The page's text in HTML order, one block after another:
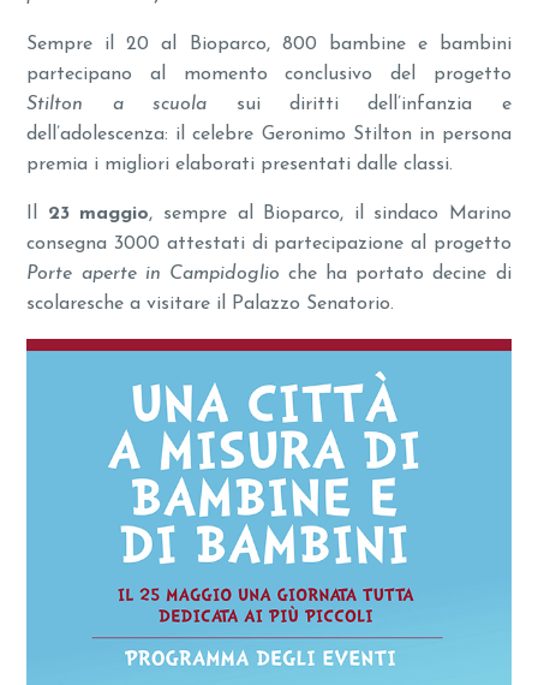
Sempre il 20 al Bioparco, 800 bambine e bambini
partecipano al momento conclusivo del progetto
Stilton a scuola sui diritti dell’infanzia e
dell’adolescenza: il celebre Geronimo Stilton in persona
premia i migliori elaborati presentati dalle classi.
Il 23 maggio, sempre al Bioparco, il sindaco Marino
consegna 3000 attestati di partecipazione al progetto
Porte aperte in Campidoglio che ha portato decine di
scolaresche a visitare il Palazzo Senatorio.